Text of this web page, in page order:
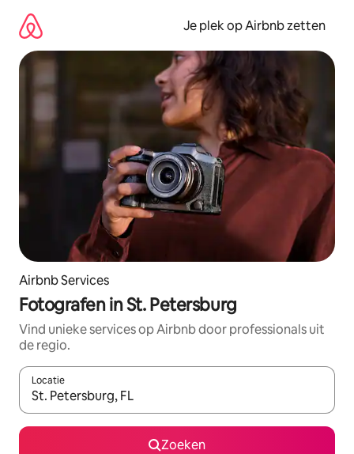
direct
naar
inhoud
Je plek op Airbnb zetten
Airbnb Services
Fotografen in St. Petersburg
Vind unieke services op Airbnb door professionals uit
de regio.
Locatie
Wanneer er resultaten beschikbaar zijn, maak je een keuze
Zoeken